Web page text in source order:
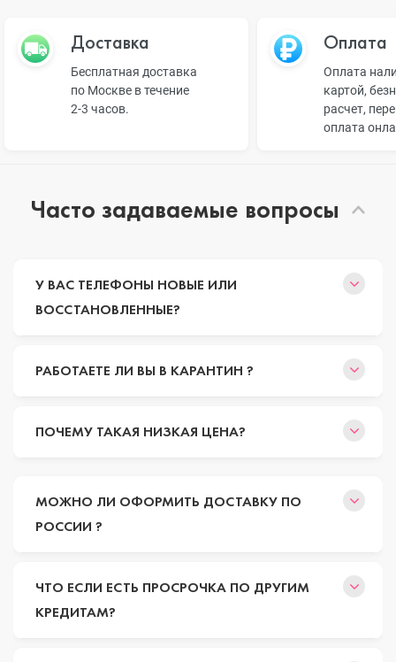
Доставка
Бесплатная доставка
по Москве в течение
2-3 часов.
Оплата
Оплата
картой,
расчет,
оплата
Часто задаваемые вопросы
У ВАС ТЕЛЕФОНЫ НОВЫЕ ИЛИ
ВОССТАНОВЛЕННЫЕ?
РАБОТАЕТЕ ЛИ ВЫ В КАРАНТИН ?
ПОЧЕМУ ТАКАЯ НИЗКАЯ ЦЕНА?
МОЖНО ЛИ ОФОРМИТЬ ДОСТАВКУ ПО
РОССИИ ?
ЧТО ЕСЛИ ЕСТЬ ПРОСРОЧКА ПО ДРУГИМ
КРЕДИТАМ?